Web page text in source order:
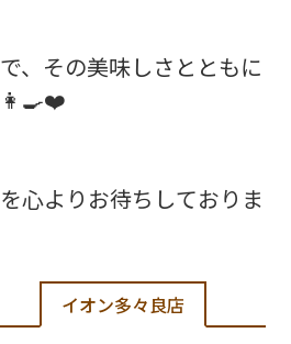
、その美味しさとともに
👩‍🍳❤️
心よりお待ちしておりま
イオン多々良店